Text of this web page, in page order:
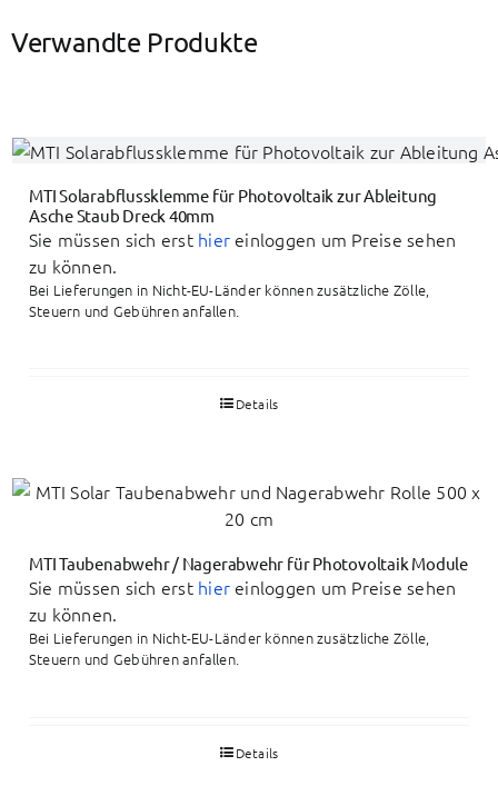
Verwandte Produkte
MTI Solarabflussklemme für Photovoltaik zur Ableitung
Asche Staub Dreck 40mm
Sie müssen sich erst hier einloggen um Preise sehen
zu können.
Bei Lieferungen in Nicht-EU-Länder können zusätzliche Zölle,
Steuern und Gebühren anfallen.
Details
MTI Taubenabwehr / Nagerabwehr für Photovoltaik Module
Sie müssen sich erst hier einloggen um Preise sehen
zu können.
Bei Lieferungen in Nicht-EU-Länder können zusätzliche Zölle,
Steuern und Gebühren anfallen.
Details